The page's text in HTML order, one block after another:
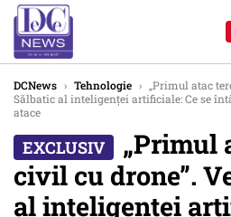
DCNews › Tehnologie › „Primul atac
Sălbatic al inteligenței artificiale: Ce se
atace
„Primul
civil cu drone”.
al inteligenței